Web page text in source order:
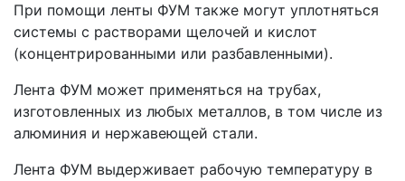
При помощи ленты ФУМ также могут уплотняться
системы с растворами щелочей и кислот
(концентрированными или разбавленными).
Лента ФУМ может применяться на трубах,
изготовленных из любых металлов, в том числе из
алюминия и нержавеющей стали.
Лента ФУМ выдерживает рабочую температуру в